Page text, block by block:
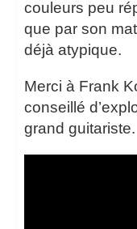
couleurs peu
que par son
déjà atypique.
Merci à Frank
conseillé
grand guitariste.